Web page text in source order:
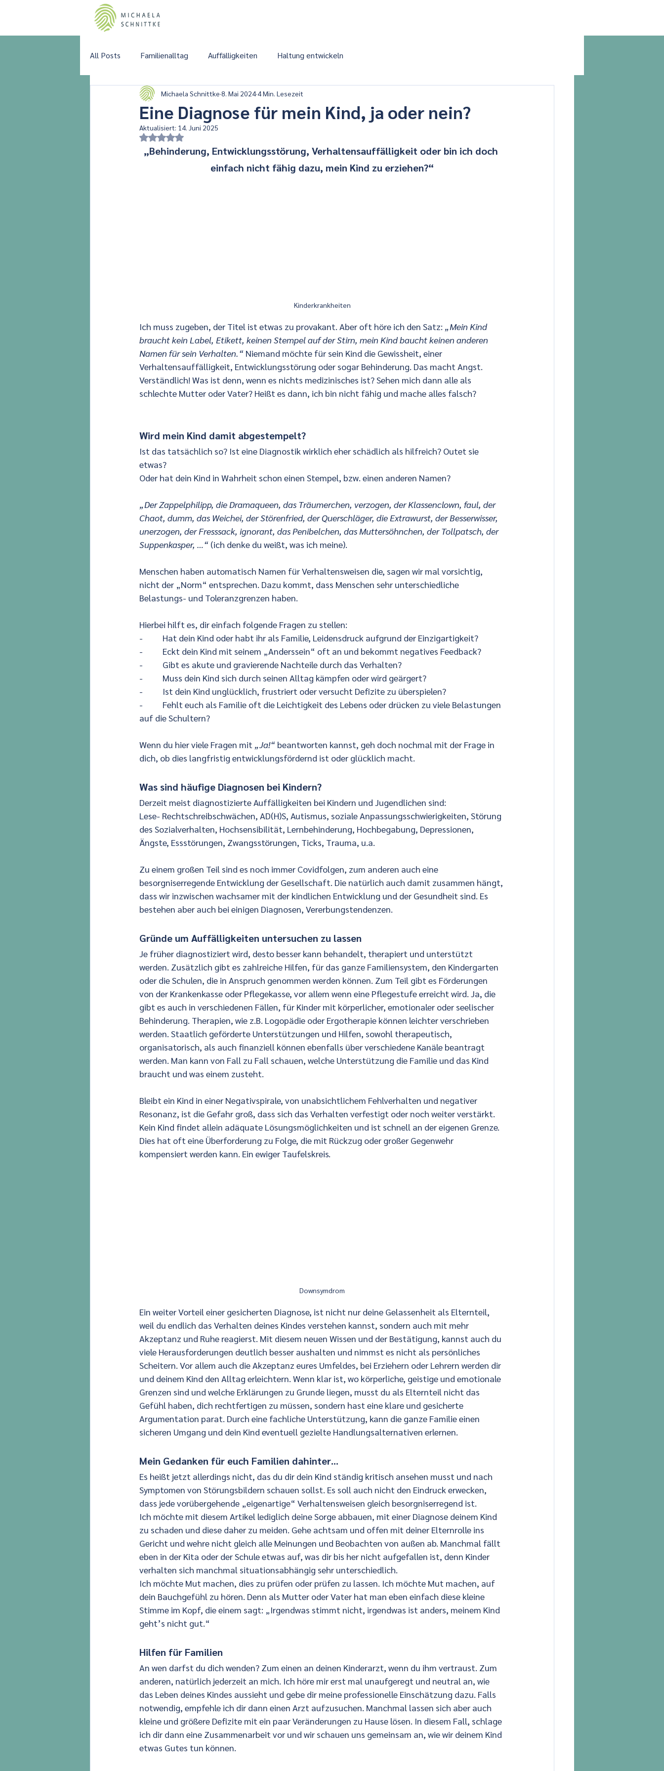
All Posts Familienalltag Auffälligkeiten Haltung entwickeln
Eine Diagnose für mein Kind, ja oder nein?
Michaela Schnittke 8. Mai 2024 4 Min. Lesezeit
Aktualisiert: 14. Juni 2025
Mit NaN von 5 Sternen bewertet.
„Behinderung, Entwicklungsstörung, Verhaltensauffälligkeit oder bin ich doch
einfach nicht fähig dazu, mein Kind zu erziehen?“
Kinderkrankheiten
Ich muss zugeben, der Titel ist etwas zu provakant. Aber oft höre ich den Satz: „Mein Kind
braucht kein Label, Etikett, keinen Stempel auf der Stirn, mein Kind baucht keinen anderen
Namen für sein Verhalten.“ Niemand möchte für sein Kind die Gewissheit, einer
Verhaltensauffälligkeit, Entwicklungsstörung oder sogar Behinderung. Das macht Angst.
Verständlich! Was ist denn, wenn es nichts medizinisches ist? Sehen mich dann alle als
schlechte Mutter oder Vater? Heißt es dann, ich bin nicht fähig und mache alles falsch?
Wird mein Kind damit abgestempelt?
Ist das tatsächlich so? Ist eine Diagnostik wirklich eher schädlich als hilfreich? Outet sie
etwas?
Oder hat dein Kind in Wahrheit schon einen Stempel, bzw. einen anderen Namen?
„Der Zappelphilipp, die Dramaqueen, das Träumerchen, verzogen, der Klassenclown, faul, der
Chaot, dumm, das Weichei, der Störenfried, der Querschläger, die Extrawurst, der Besserwisser,
unerzogen, der Fresssack, ignorant, das Penibelchen, das Muttersöhnchen, der Tollpatsch, der
Suppenkasper, …“ (ich denke du weißt, was ich meine).
Menschen haben automatisch Namen für Verhaltensweisen die, sagen wir mal vorsichtig,
nicht der „Norm“ entsprechen. Dazu kommt, dass Menschen sehr unterschiedliche
Belastungs- und Toleranzgrenzen haben.
Hierbei hilft es, dir einfach folgende Fragen zu stellen:
-          Hat dein Kind oder habt ihr als Familie, Leidensdruck aufgrund der Einzigartigkeit?
-          Eckt dein Kind mit seinem „Anderssein“ oft an und bekommt negatives Feedback?
-          Gibt es akute und gravierende Nachteile durch das Verhalten?
-          Muss dein Kind sich durch seinen Alltag kämpfen oder wird geärgert?
-          Ist dein Kind unglücklich, frustriert oder versucht Defizite zu überspielen?
-          Fehlt euch als Familie oft die Leichtigkeit des Lebens oder drücken zu viele Belastungen
auf die Schultern?
Wenn du hier viele Fragen mit „Ja!“ beantworten kannst, geh doch nochmal mit der Frage in
dich, ob dies langfristig entwicklungsfördernd ist oder glücklich macht.
Was sind häufige Diagnosen bei Kindern?
Derzeit meist diagnostizierte Auffälligkeiten bei Kindern und Jugendlichen sind:
Lese- Rechtschreibschwächen, AD(H)S, Autismus, soziale Anpassungsschwierigkeiten, Störung
des Sozialverhalten, Hochsensibilität, Lernbehinderung, Hochbegabung, Depressionen,
Ängste, Essstörungen, Zwangsstörungen, Ticks, Trauma, u.a.
Zu einem großen Teil sind es noch immer Covidfolgen, zum anderen auch eine
besorgniserregende Entwicklung der Gesellschaft. Die natürlich auch damit zusammen hängt,
dass wir inzwischen wachsamer mit der kindlichen Entwicklung und der Gesundheit sind. Es
bestehen aber auch bei einigen Diagnosen, Vererbungstendenzen.
Gründe um Auffälligkeiten untersuchen zu lassen
Je früher diagnostiziert wird, desto besser kann behandelt, therapiert und unterstützt
werden. Zusätzlich gibt es zahlreiche Hilfen, für das ganze Familiensystem, den Kindergarten
oder die Schulen, die in Anspruch genommen werden können. Zum Teil gibt es Förderungen
von der Krankenkasse oder Pflegekasse, vor allem wenn eine Pflegestufe erreicht wird. Ja, die
gibt es auch in verschiedenen Fällen, für Kinder mit körperlicher, emotionaler oder seelischer
Behinderung. Therapien, wie z.B. Logopädie oder Ergotherapie können leichter verschrieben
werden. Staatlich geförderte Unterstützungen und Hilfen, sowohl therapeutisch,
organisatorisch, als auch finanziell können ebenfalls über verschiedene Kanäle beantragt
werden. Man kann von Fall zu Fall schauen, welche Unterstützung die Familie und das Kind
braucht und was einem zusteht.
Bleibt ein Kind in einer Negativspirale, von unabsichtlichem Fehlverhalten und negativer
Resonanz, ist die Gefahr groß, dass sich das Verhalten verfestigt oder noch weiter verstärkt.
Kein Kind findet allein adäquate Lösungsmöglichkeiten und ist schnell an der eigenen Grenze.
Dies hat oft eine Überforderung zu Folge, die mit Rückzug oder großer Gegenwehr
kompensiert werden kann. Ein ewiger Taufelskreis.
Downsymdrom
Ein weiter Vorteil einer gesicherten Diagnose, ist nicht nur deine Gelassenheit als Elternteil,
weil du endlich das Verhalten deines Kindes verstehen kannst, sondern auch mit mehr
Akzeptanz und Ruhe reagierst. Mit diesem neuen Wissen und der Bestätigung, kannst auch du
viele Herausforderungen deutlich besser aushalten und nimmst es nicht als persönliches
Scheitern. Vor allem auch die Akzeptanz eures Umfeldes, bei Erziehern oder Lehrern werden dir
und deinem Kind den Alltag erleichtern. Wenn klar ist, wo körperliche, geistige und emotionale
Grenzen sind und welche Erklärungen zu Grunde liegen, musst du als Elternteil nicht das
Gefühl haben, dich rechtfertigen zu müssen, sondern hast eine klare und gesicherte
Argumentation parat. Durch eine fachliche Unterstützung, kann die ganze Familie einen
sicheren Umgang und dein Kind eventuell gezielte Handlungsalternativen erlernen.
Mein Gedanken für euch Familien dahinter…
Es heißt jetzt allerdings nicht, das du dir dein Kind ständig kritisch ansehen musst und nach
Symptomen von Störungsbildern schauen sollst. Es soll auch nicht den Eindruck erwecken,
dass jede vorübergehende „eigenartige“ Verhaltensweisen gleich besorgniserregend ist.
Ich möchte mit diesem Artikel lediglich deine Sorge abbauen, mit einer Diagnose deinem Kind
zu schaden und diese daher zu meiden. Gehe achtsam und offen mit deiner Elternrolle ins
Gericht und wehre nicht gleich alle Meinungen und Beobachten von außen ab. Manchmal fällt
eben in der Kita oder der Schule etwas auf, was dir bis her nicht aufgefallen ist, denn Kinder
verhalten sich manchmal situationsabhängig sehr unterschiedlich.
Ich möchte Mut machen, dies zu prüfen oder prüfen zu lassen. Ich möchte Mut machen, auf
dein Bauchgefühl zu hören. Denn als Mutter oder Vater hat man eben einfach diese kleine
Stimme im Kopf, die einem sagt: „Irgendwas stimmt nicht, irgendwas ist anders, meinem Kind
geht’s nicht gut.“
Hilfen für Familien
An wen darfst du dich wenden? Zum einen an deinen Kinderarzt, wenn du ihm vertraust. Zum
anderen, natürlich jederzeit an mich. Ich höre mir erst mal unaufgeregt und neutral an, wie
das Leben deines Kindes aussieht und gebe dir meine professionelle Einschätzung dazu. Falls
notwendig, empfehle ich dir dann einen Arzt aufzusuchen. Manchmal lassen sich aber auch
kleine und größere Defizite mit ein paar Veränderungen zu Hause lösen. In diesem Fall, schlage
ich dir dann eine Zusammenarbeit vor und wir schauen uns gemeinsam an, wie wir deinem Kind
etwas Gutes tun können.